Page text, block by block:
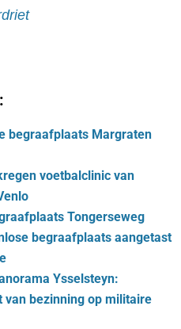
begraafplaats Margraten
voetbalclinic van
Tongerseweg
begraafplaats aangetast
Ysselsteyn:
van bezinning op militaire